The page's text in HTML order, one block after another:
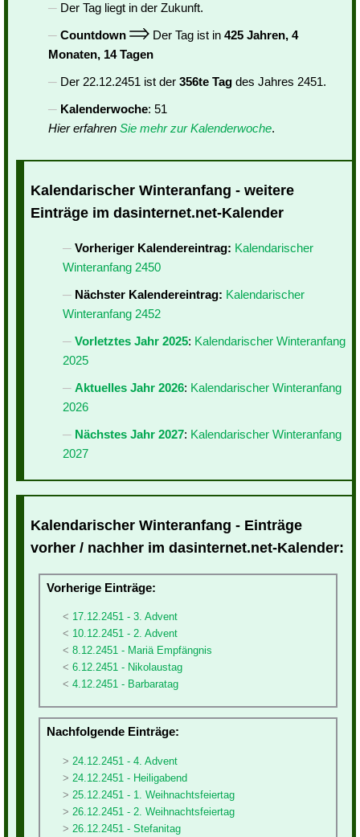
Der Tag liegt in der Zukunft.
Countdown
Der Tag ist in 425 Jahren, 4
Monaten, 14 Tagen
Der 22.12.2451 ist der 356te Tag des Jahres 2451.
Kalenderwoche: 51
Hier erfahren Sie mehr zur Kalenderwoche.
Kalendarischer Winteranfang - weitere
Einträge im dasinternet.net-Kalender
Vorheriger Kalendereintrag: Kalendarischer
Winteranfang 2450
Nächster Kalendereintrag: Kalendarischer
Winteranfang 2452
Vorletztes Jahr 2025: Kalendarischer Winteranfang
2025
Aktuelles Jahr 2026: Kalendarischer Winteranfang
2026
Nächstes Jahr 2027: Kalendarischer Winteranfang
2027
Kalendarischer Winteranfang - Einträge
vorher / nachher im dasinternet.net-Kalender:
Vorherige Einträge:
17.12.2451 - 3. Advent
10.12.2451 - 2. Advent
8.12.2451 - Mariä Empfängnis
6.12.2451 - Nikolaustag
4.12.2451 - Barbaratag
Nachfolgende Einträge:
24.12.2451 - 4. Advent
24.12.2451 - Heiligabend
25.12.2451 - 1. Weihnachtsfeiertag
26.12.2451 - 2. Weihnachtsfeiertag
26.12.2451 - Stefanitag